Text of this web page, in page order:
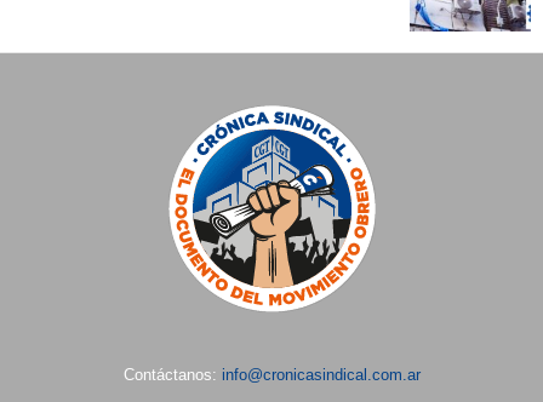
Contáctanos: info@cronicasindical.com.ar